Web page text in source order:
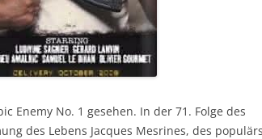
Enemy No. 1 gesehen. In der 71. Folge des
des Lebens Jacques Mesrines, des